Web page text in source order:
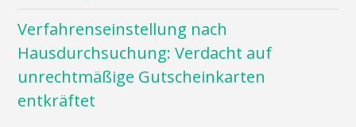
Verfahrenseinstellung nach
Hausdurchsuchung: Verdacht auf
unrechtmäßige Gutscheinkarten
entkräftet